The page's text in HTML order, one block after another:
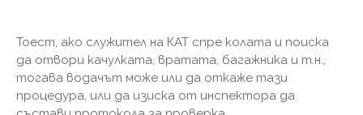
Тоест, ако служител на КАТ спре колата и поиска
да отвори качулката, вратата, багажника и т.н.,
тогава водачът може или да откаже тази
процедура, или да изиска от инспектора да